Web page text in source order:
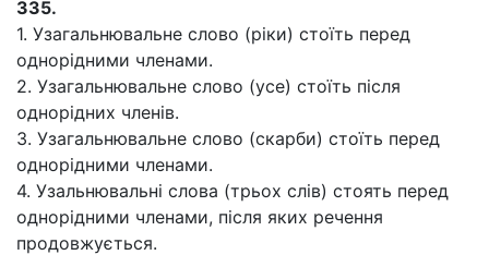
335.
1. Узагальнювальне слово (ріки) стоїть перед
однорідними членами.
2. Узагальнювальне слово (усе) стоїть після
однорідних членів.
3. Узагальнювальне слово (скарби) стоїть перед
однорідними членами.
4. Узальнювальні слова (трьох слів) стоять перед
однорідними членами, після яких речення
продовжується.